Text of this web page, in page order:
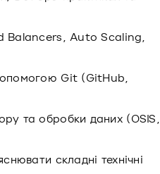
Balancers, Auto Scaling,
Git (GitHub,
та обробки даних (OSIS,
складні технічні